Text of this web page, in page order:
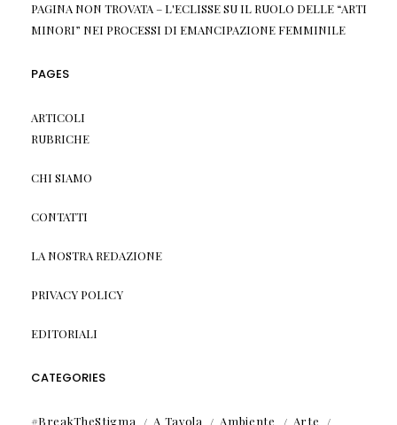
PAGINA NON TROVATA – L'ECLISSESU IL RUOLO DELLE “ARTI
MINORI” NEI PROCESSI DI EMANCIPAZIONE FEMMINILE
PAGES
ARTICOLI
RUBRICHE
CHI SIAMO
CONTATTI
LA NOSTRA REDAZIONE
PRIVACY POLICY
EDITORIALI
CATEGORIES
#BreakTheStigma A Tavola Ambiente Arte